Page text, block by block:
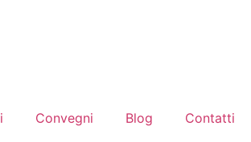
Convegni Blog Contatti